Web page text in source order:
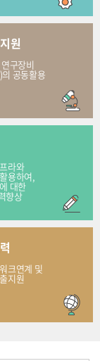
원
구장비
공동활용
라와
용하여,
대한
향상
크연계 및
지원